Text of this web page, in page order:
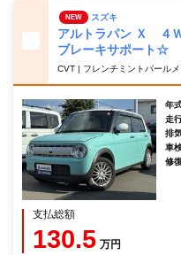
NEW スズキ
アルトラパン Ｘ ４
ブレーキサポート☆
CVT | フレンチミントパール
年
走
排
車
修
支払総額
130.5 万円